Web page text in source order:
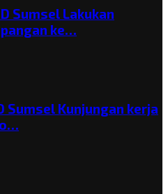
Sumsel Lakukan
ke…
Sumsel Kunjungan kerja